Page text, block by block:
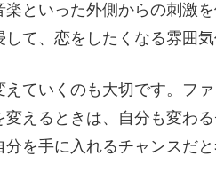
といった外側からの刺激
て、恋をしたくなる雰囲気
ていくのも大切です。フ
えるときは、自分も変わ
を手に入れるチャンスだと